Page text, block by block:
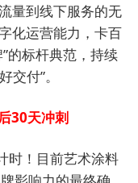
量到线下服务的无
化运营能力，卡百
的标杆典范，持续
交付”。
30天冲刺
时！目前艺术涂料